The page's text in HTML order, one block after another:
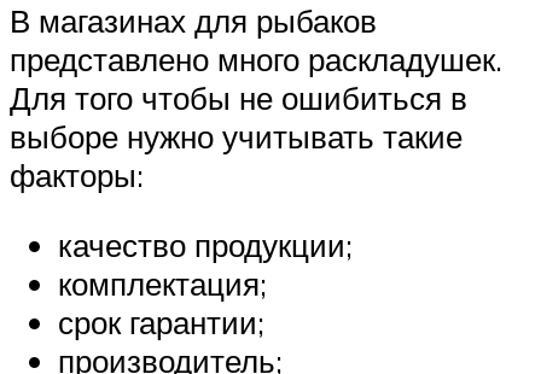
В магазинах для рыбаков
представлено много раскладушек.
Для того чтобы не ошибиться в
выборе нужно учитывать такие
факторы:
качество продукции;
комплектация;
срок гарантии;
производитель;